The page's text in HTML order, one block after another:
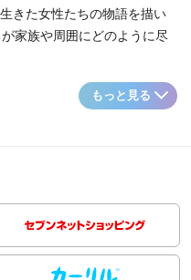
きた女性たちの物語を描い
家族や周囲にどのように尽
もっと見る